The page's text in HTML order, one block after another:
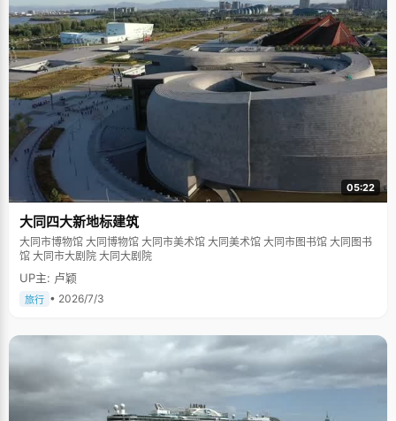
05:22
大同四大新地标建筑
大同市博物馆 大同博物馆 大同市美术馆 大同美术馆 大同市图书馆 大同图书
馆 大同市大剧院 大同大剧院
UP主: 卢颖
旅行 • 2026/7/3